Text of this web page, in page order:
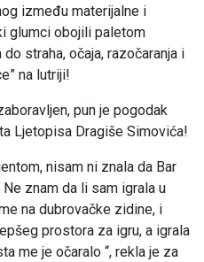
između materijalne i
glumci obojili paletom
straha, očaja, razočaranja i
na lutriji!
pun je pogodak
Ljetopisa Dragiše Simovića!
nisam ni znala da Bar
znam da li sam igrala u
na dubrovačke zidine, i
prostora za igru, a igrala
me je očaralo “, rekla je za